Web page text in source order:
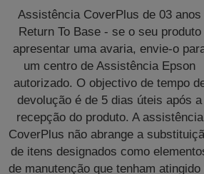
Assistência CoverPlus de 03 anos
Return To Base - se o seu produto
apresentar uma avaria, envie-o
um centro de Assistência Epson
autorizado. O objectivo de tempo
devolução é de 5 dias úteis após a
recepção do produto. A assistência
CoverPlus não abrange a
de itens designados como
de manutenção que tenham atingido